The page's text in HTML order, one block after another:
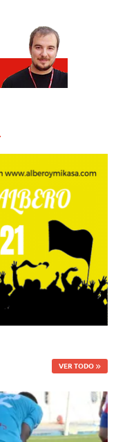
VER TODO